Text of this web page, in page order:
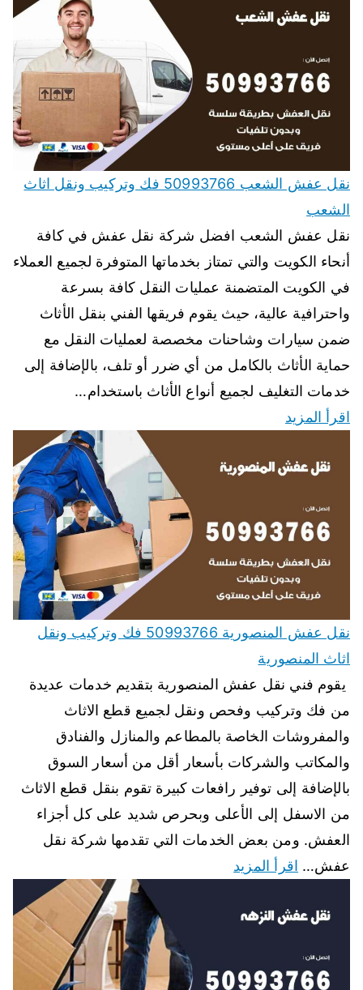
نقل عفش الشعب 50993766 فك وتركيب ونقل اثاث
الشعب
نقل عفش الشعب افضل شركة نقل عفش في كافة
أنحاء الكويت والتي تمتاز بخدماتها المتوفرة لجميع العملاء
في الكويت المتضمنة عمليات النقل كافة بسرعة
واحترافية عالية، حيث يقوم فريقها الفني بنقل الأثاث
ضمن سيارات وشاحنات مخصصة لعمليات النقل مع
حماية الأثاث بالكامل من أي ضرر أو تلف، بالإضافة إلى
خدمات التغليف لجميع أنواع الأثاث باستخدام…
اقرأ المزيد
نقل عفش المنصورية 50993766 فك وتركيب ونقل
اثاث المنصورية
يقوم فني نقل عفش المنصورية بتقديم خدمات عديدة
من فك وتركيب وفحص ونقل لجميع قطع الاثاث
والمفروشات الخاصة بالمطاعم والمنازل والفنادق
والمكاتب والشركات بأسعار أقل من أسعار السوق
بالإضافة إلى توفير رافعات كبيرة تقوم بنقل قطع الاثاث
من الاسفل إلى الأعلى وبحرص شديد على كل أجزاء
العفش. ومن بعض الخدمات التي تقدمها شركة نقل
عفش… اقرأ المزيد